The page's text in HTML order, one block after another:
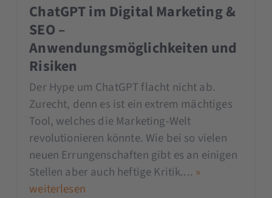
ChatGPT im Digital Marketing &
SEO –
Anwendungsmöglichkeiten und
Risiken
Der Hype um ChatGPT flacht nicht ab.
Zurecht, denn es ist ein extrem mächtiges
Tool, welches die Marketing-Welt
revolutionieren könnte. Wie bei so vielen
neuen Errungenschaften gibt es an einigen
Stellen aber auch heftige Kritik.... »
weiterlesen